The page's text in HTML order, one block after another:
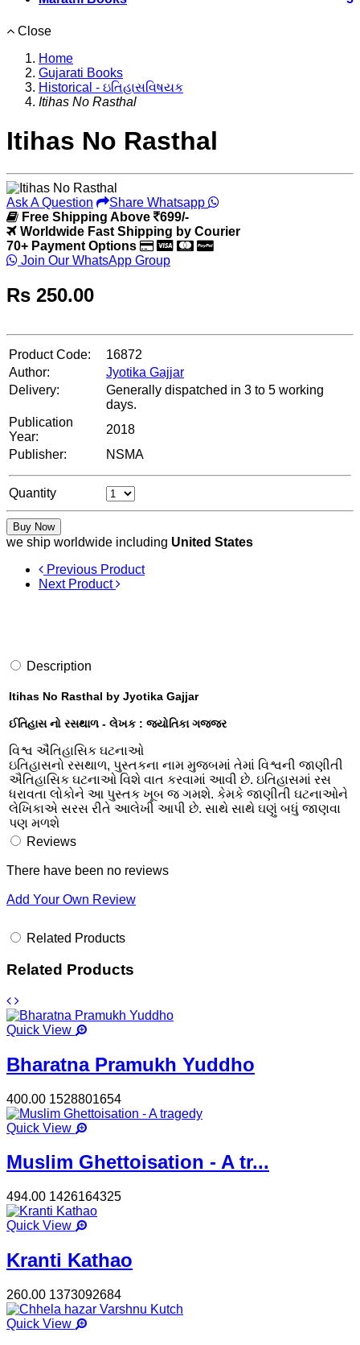
Close
Home
Gujarati Books
Historical - ઇતિહાસવિષયક
Itihas No Rasthal
Itihas No Rasthal
Ask A Question
Share Whatsapp
Free Shipping Above
699/-
Worldwide Fast Shipping by Courier
70+ Payment Options
Join Our WhatsApp Group
Rs 250.00
Product Code:
16872
Author:
Jyotika Gajjar
Delivery:
Generally dispatched in 3 to 5 working
days.
Publication
Year:
2018
Publisher:
NSMA
Quantity
Buy Now
we ship worldwide including United States
Previous Product
Next Product
Description
Itihas No Rasthal by Jyotika Gajjar
ઈતિહાસ નો રસથાળ - લેખક : જયોતિકા ગજ્જર
વિશ્વ ઐંતિહાસિક ઘટનાઓ
ઇતિહાસનો રસથાળ, પુસ્તકના નામ મુજબમાં તેમાં વિશ્વની જાણીતી
ઐતિહાસિક ઘટનાઓ વિશે વાત કરવામાં આવી છે. ઇતિહાસમાં રસ
ધરાવતા લોકોને આ પુસ્તક ખૂબ જ ગમશે. કેમકે જાણીતી ઘટનાઓને
લેખિકાએ સરસ રીતે આલેખી આપી છે. સાથે સાથે ઘણું બધું જાણવા
પણ મળશે
Reviews
There have been no reviews
Add Your Own Review
Related Products
Related Products
Quick View
Bharatna Pramukh Yuddho
400.00 1528801654
Quick View
Muslim Ghettoisation - A tr...
494.00 1426164325
Quick View
Kranti Kathao
260.00 1373092684
Quick View